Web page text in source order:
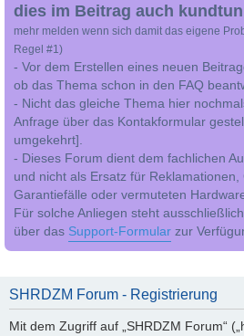
dies im Beitrag auch kundtun
mehr melden wenn sich damit das eigene
Regel #1)
- Vor dem Erstellen eines neuen
ob das Thema schon in den FAQ
- Nicht das gleiche Thema hier
Anfrage über das Kontakformular
umgekehrt].
- Dieses Forum dient dem fachlichen
und nicht als Ersatz für
Garantiefälle oder vermuteten
Für solche Anliegen steht
über das Support-Formular zur
SHRDZM Forum - Registrierung
Mit dem Zugriff auf „SHRDZM Forum“